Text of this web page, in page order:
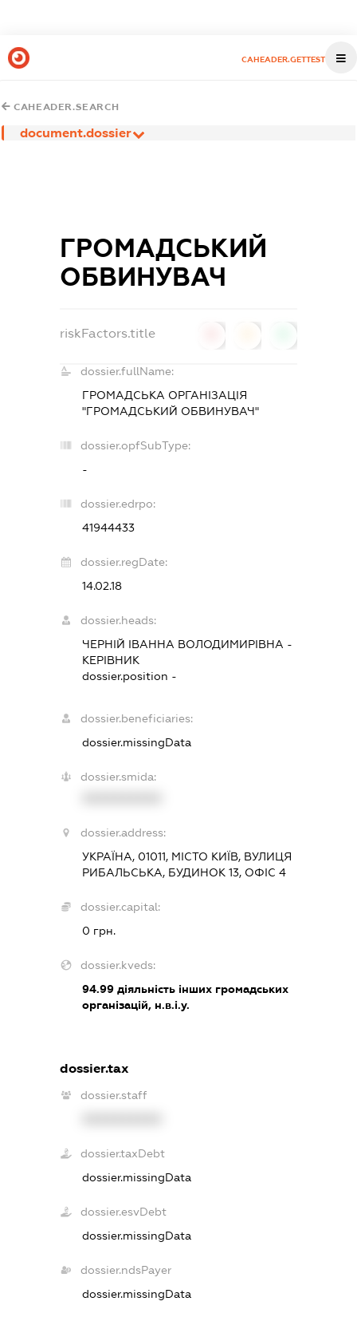
CAHEADER.GETTEST
CAHEADER.SEARCH
document.dossier
ГРОМАДСЬКИЙ
ОБВИНУВАЧ
riskFactors.title
dossier.fullName:
ГРОМАДСЬКА ОРГАНІЗАЦІЯ
"ГРОМАДСЬКИЙ ОБВИНУВАЧ"
dossier.opfSubType:
-
dossier.edrpo:
41944433
dossier.regDate:
14.02.18
dossier.heads:
ЧЕРНІЙ ІВАННА ВОЛОДИМИРІВНА -
КЕРІВНИК
dossier.position -
dossier.beneficiaries:
dossier.missingData
dossier.smida:
dossier.address:
УКРАЇНА, 01011, МІСТО КИЇВ, ВУЛИЦЯ
РИБАЛЬСЬКА, БУДИНОК 13, ОФІС 4
dossier.capital:
0 грн.
dossier.kveds:
94.99 діяльність інших громадських
організацій, н.в.і.у.
dossier.tax
dossier.staff
dossier.taxDebt
dossier.missingData
dossier.esvDebt
dossier.missingData
dossier.ndsPayer
dossier.missingData